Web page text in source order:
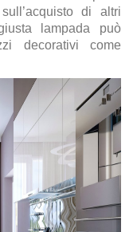
di altri
lampada può
decorativi come